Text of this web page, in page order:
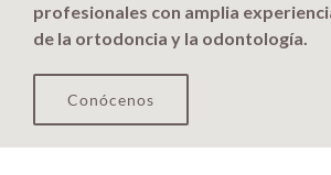
profesionales con amplia
de la ortodoncia y la odontología.
Conócenos